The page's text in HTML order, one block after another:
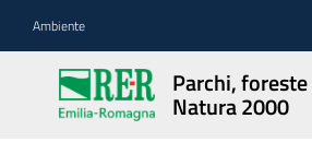
Ambiente
Parchi, foreste
Natura 2000
Parchi,
foreste
e